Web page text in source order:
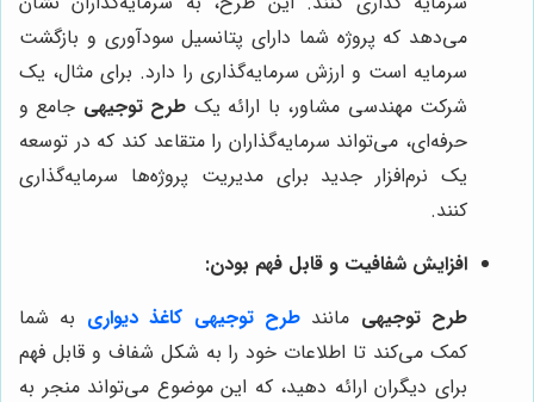
می‌دهد که پروژه شما دارای پتانسیل سودآوری و بازگشت
سرمایه است و ارزش سرمایه‌گذاری را دارد. برای مثال، یک
شرکت مهندسی مشاور، با ارائه یک طرح توجیهی جامع و
حرفه‌ای، می‌تواند سرمایه‌گذاران را متقاعد کند که در توسعه
یک نرم‌افزار جدید برای مدیریت پروژه‌ها سرمایه‌گذاری
کنند.
افزایش شفافیت و قابل فهم بودن:
طرح توجیهی مانندطرح توجیهی کاغذ دیواری به شما
کمک می‌کند تا اطلاعات خود را به شکل شفاف و قابل فهم
برای دیگران ارائه دهید، که این موضوع می‌تواند منجر به